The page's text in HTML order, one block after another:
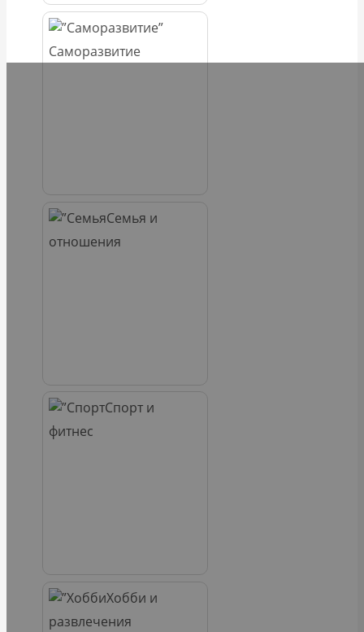
Саморазвитие
Семья и
отношения
Спорт и
фитнес
Хобби и
развлечения